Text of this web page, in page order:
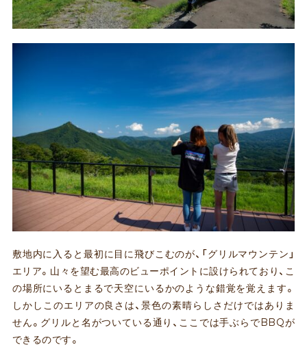
敷地内に入ると最初に目に飛びこむのが、「グリルマウンテン」
エリア。山々を望む最高のビューポイントに設けられており、こ
の場所にいるとまるで天空にいるかのような錯覚を覚えます。
しかしこのエリアの良さは、景色の素晴らしさだけではありま
せん。グリルと名がついている通り、ここでは手ぶらでBBQが
できるのです。